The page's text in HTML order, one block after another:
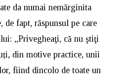
da numai nemărginita
de fapt, răspunsul pe care
„Privegheaţi, că nu ştiţi
din motive practice, unii
fiind dincolo de toate un